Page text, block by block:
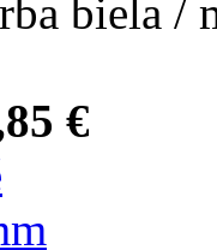
biela /
€